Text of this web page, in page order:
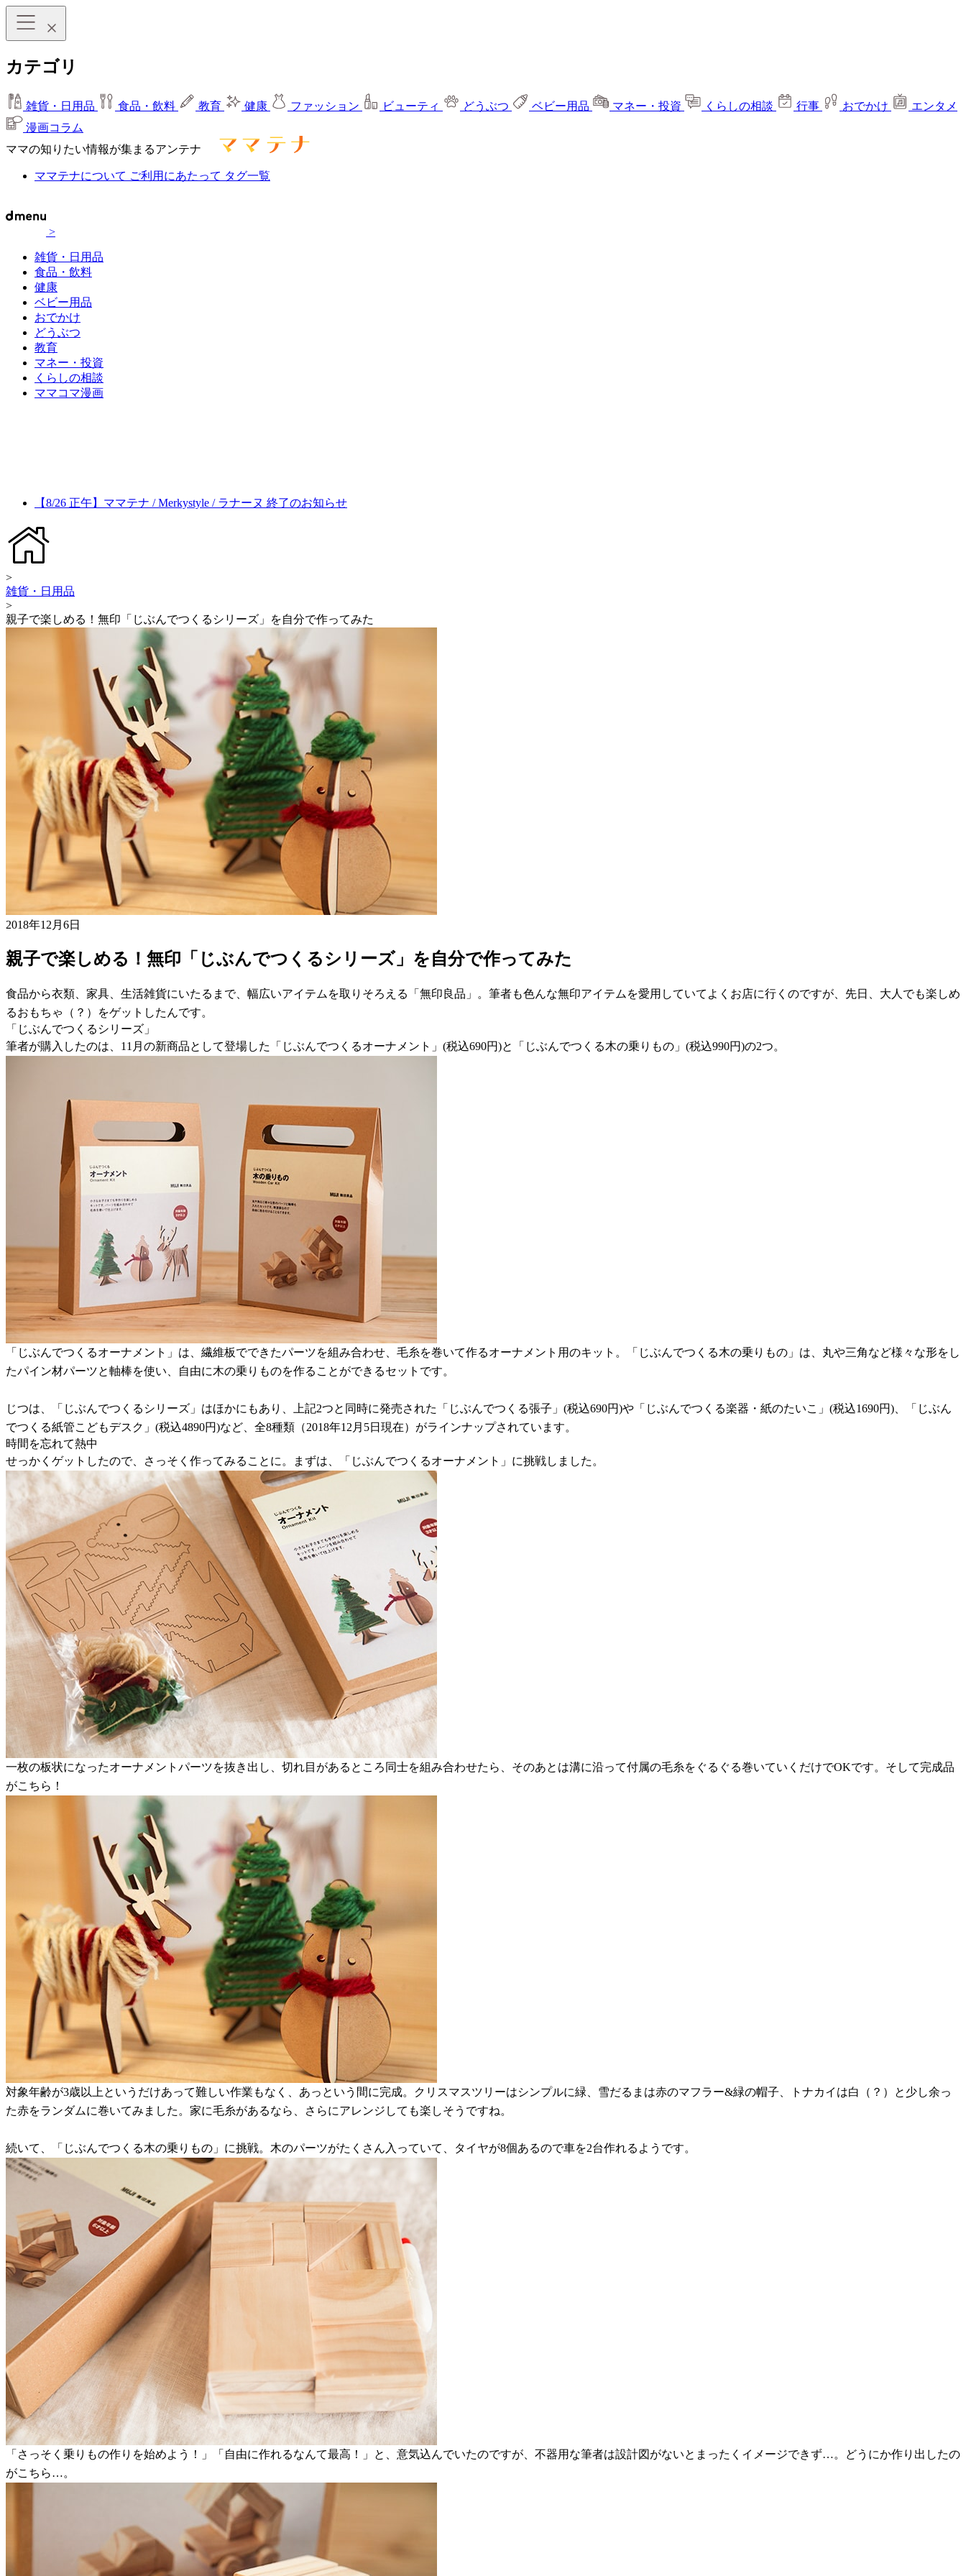
カテゴリ
雑貨・日用品 食品・飲料 教育 健康 ファッション ビューティ どうぶつ ベビー用品 マネー・投資 くらしの相談 行事 おでかけ
エンタメ
漫画コラム
ママの知りたい情報が集まるアンテナ
ママテナについて ご利用にあたって タグ一覧
>
雑貨・日用品
食品・飲料
健康
ベビー用品
おでかけ
どうぶつ
教育
マネー・投資
くらしの相談
ママコマ漫画
【8/26 正午】ママテナ / Merkystyle / ラナーヌ 終了のお知らせ
>
雑貨・日用品
>
親子で楽しめる！無印「じぶんでつくるシリーズ」を自分で作ってみた
2018年12月6日
親子で楽しめる！無印「じぶんでつくるシリーズ」を自分で作ってみた
食品から衣類、家具、生活雑貨にいたるまで、幅広いアイテムを取りそろえる「無印良品」。筆者も色んな無印アイテムを愛用していてよくお店に行くのですが、先日、大人でも楽しめ
るおもちゃ（？）をゲットしたんです。
「じぶんでつくるシリーズ」
筆者が購入したのは、11月の新商品として登場した「じぶんでつくるオーナメント」(税込690円)と「じぶんでつくる木の乗りもの」(税込990円)の2つ。
「じぶんでつくるオーナメント」は、繊維板でできたパーツを組み合わせ、毛糸を巻いて作るオーナメント用のキット。「じぶんでつくる木の乗りもの」は、丸や三角など様々な形をし
たパイン材パーツと軸棒を使い、自由に木の乗りものを作ることができるセットです。
じつは、「じぶんでつくるシリーズ」はほかにもあり、上記2つと同時に発売された「じぶんでつくる張子」(税込690円)や「じぶんでつくる楽器・紙のたいこ」(税込1690円)、「じぶん
でつくる紙管こどもデスク」(税込4890円)など、全8種類（2018年12月5日現在）がラインナップされています。
時間を忘れて熱中
せっかくゲットしたので、さっそく作ってみることに。まずは、「じぶんでつくるオーナメント」に挑戦しました。
一枚の板状になったオーナメントパーツを抜き出し、切れ目があるところ同士を組み合わせたら、そのあとは溝に沿って付属の毛糸をぐるぐる巻いていくだけでOKです。そして完成品
がこちら！
対象年齢が3歳以上というだけあって難しい作業もなく、あっという間に完成。クリスマスツリーはシンプルに緑、雪だるまは赤のマフラー&緑の帽子、トナカイは白（？）と少し余っ
た赤をランダムに巻いてみました。家に毛糸があるなら、さらにアレンジしても楽しそうですね。
続いて、「じぶんでつくる木の乗りもの」に挑戦。木のパーツがたくさん入っていて、タイヤが8個あるので車を2台作れるようです。
「さっそく乗りもの作りを始めよう！」「自由に作れるなんて最高！」と、意気込んでいたのですが、不器用な筆者は設計図がないとまったくイメージできず…。どうにか作り出したの
がこちら…。